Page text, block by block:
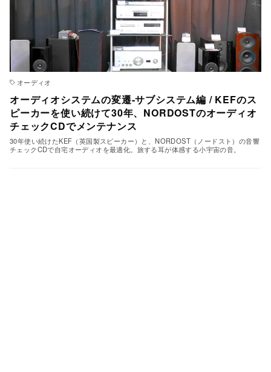
オーディオ
オーディオシステムの変遷-サブシステム編 / KEFのス
ピーカーを使い続けて30年、NORDOSTのオーディオ
チェックCDでメンテナンス
30年使い続けたKEF（英国製スピーカー）と、NORDOST（ノードスト）の音響
チェックCDで自宅オーディオを最適化。旅する耳が体感する小宇宙の音。